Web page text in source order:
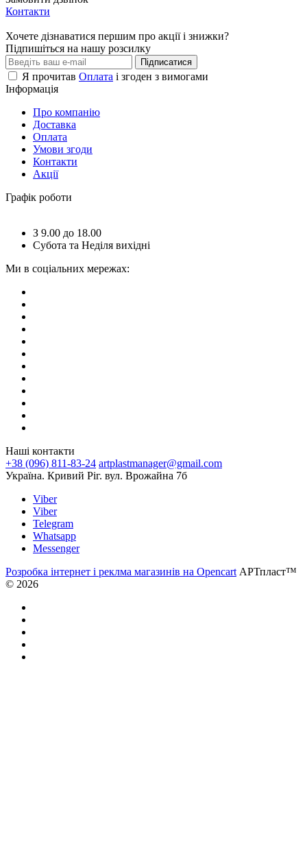
Контакти
Хочете дізнаватися першим про акції і знижки?
Підпишіться на нашу розсилку
Підписатися
Я прочитав Оплата і згоден з вимогами
Інформація
Про компанію
Доставка
Оплата
Умови згоди
Контакти
Акції
Графік роботи
З 9.00 до 18.00
Субота та Неділя вихідні
Ми в соціальних мережах:
Наші контакти
+38 (096) 811-83-24 artplastmanager@gmail.com
Україна. Кривий Ріг. вул. Врожайна 7б
Viber
Viber
Telegram
Whatsapp
Messenger
Розробка інтернет і реклма магазинів на Opencart АРТпласт™
© 2026